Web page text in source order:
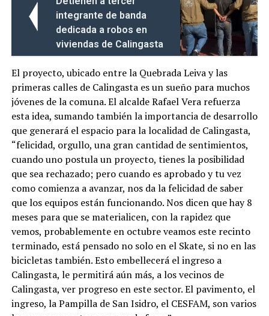
integrante de banda
dedicada a robos en
viviendas de Calingasta
El proyecto, ubicado entre la Quebrada Leiva y las
primeras calles de Calingasta es un sueño para muchos
jóvenes de la comuna. El alcalde Rafael Vera refuerza
esta idea, sumando también la importancia de desarrollo
que generará el espacio para la localidad de Calingasta,
“felicidad, orgullo, una gran cantidad de sentimientos,
cuando uno postula un proyecto, tienes la posibilidad
que sea rechazado; pero cuando es aprobado y tu vez
como comienza a avanzar, nos da la felicidad de saber
que los equipos están funcionando. Nos dicen que hay 8
meses para que se materialicen, con la rapidez que
vemos, probablemente en octubre veamos este recinto
terminado, está pensado no solo en el Skate, si no en las
bicicletas también. Esto embellecerá el ingreso a
Calingasta, le permitirá aún más, a los vecinos de
Calingasta, ver progreso en este sector. El pavimento, el
ingreso, la Pampilla de San Isidro, el CESFAM, son varios